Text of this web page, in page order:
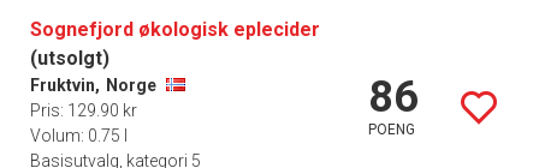
Sognefjord økologisk eplecider
(utsolgt)
Fruktvin, Norge
Pris: 129.90 kr
Volum: 0.75 l
Basisutvalg, kategori 5
86
POENG